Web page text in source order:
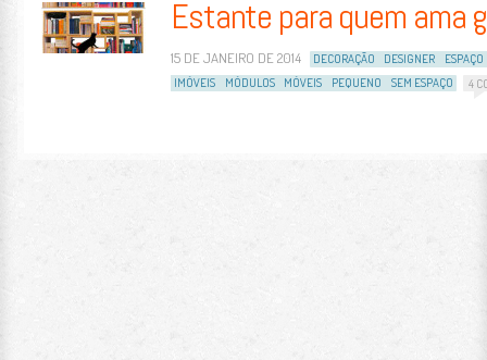
Estante para quem ama
15 DE JANEIRO DE 2014 DECORAÇÃO DESIGNER
ESPAÇO
IMÓVEIS
MÓDULOS MÓVEIS PEQUENO SEM ESPAÇO 4